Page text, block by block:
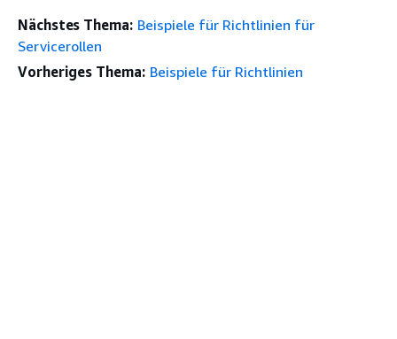
Nächstes Thema: Beispiele für Richtlinien für
Servicerollen
Vorheriges Thema: Beispiele für Richtlinien